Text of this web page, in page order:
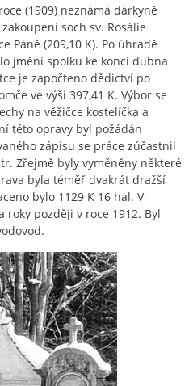
(1909) neznámá dárkyně
soch sv. Rosálie
Páně (209,10 K). Po úhradě
jmění spolku ke konci dubna
je započteno dědictví po
ve výši 397,41 K. Výbor se
na věžičce kostelíčka a
této opravy byl požádán
zápisu se práce zúčastnil
Zřejmě byly vyměněny některé
byla téměř dvakrát dražší
bylo 1129 K 16 hal. V
roky později v roce 1912. Byl